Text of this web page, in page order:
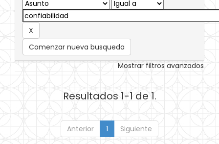
Comenzar nueva busqueda
Mostrar filtros avanzados
Resultados 1-1 de 1.
Anterior 1 Siguiente